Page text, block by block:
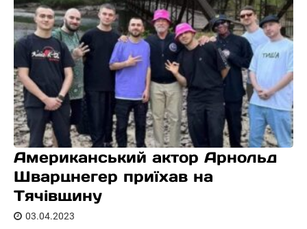
Американський актор Арнольд
Шварцнегер приїхав на
Тячівщину
03.04.2023